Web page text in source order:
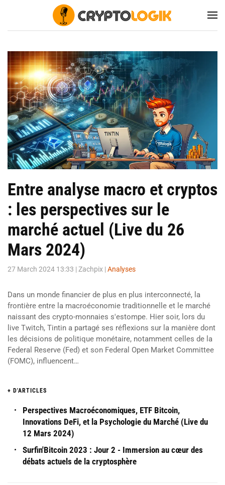
Entre analyse macro et cryptos
: les perspectives sur le
marché actuel (Live du 26
Mars 2024)
27 March 2024 13:33 | Zachpix | Analyses
Dans un monde financier de plus en plus interconnecté, la
frontière entre la macroéconomie traditionnelle et le marché
naissant des crypto-monnaies s'estompe. Hier soir, lors du
live Twitch, Tintin a partagé ses réflexions sur la manière dont
les décisions de politique monétaire, notamment celles de la
Federal Reserve (Fed) et son Federal Open Market Committee
(FOMC), influencent…
+ D'ARTICLES
Perspectives Macroéconomiques, ETF Bitcoin,
Innovations DeFi, et la Psychologie du Marché (Live du
12 Mars 2024)
Surfin'Bitcoin 2023 : Jour 2 - Immersion au cœur des
débats actuels de la cryptosphère